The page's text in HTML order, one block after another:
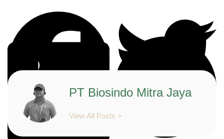
Facebook
PT Biosindo Mitra Jaya
View All Posts >